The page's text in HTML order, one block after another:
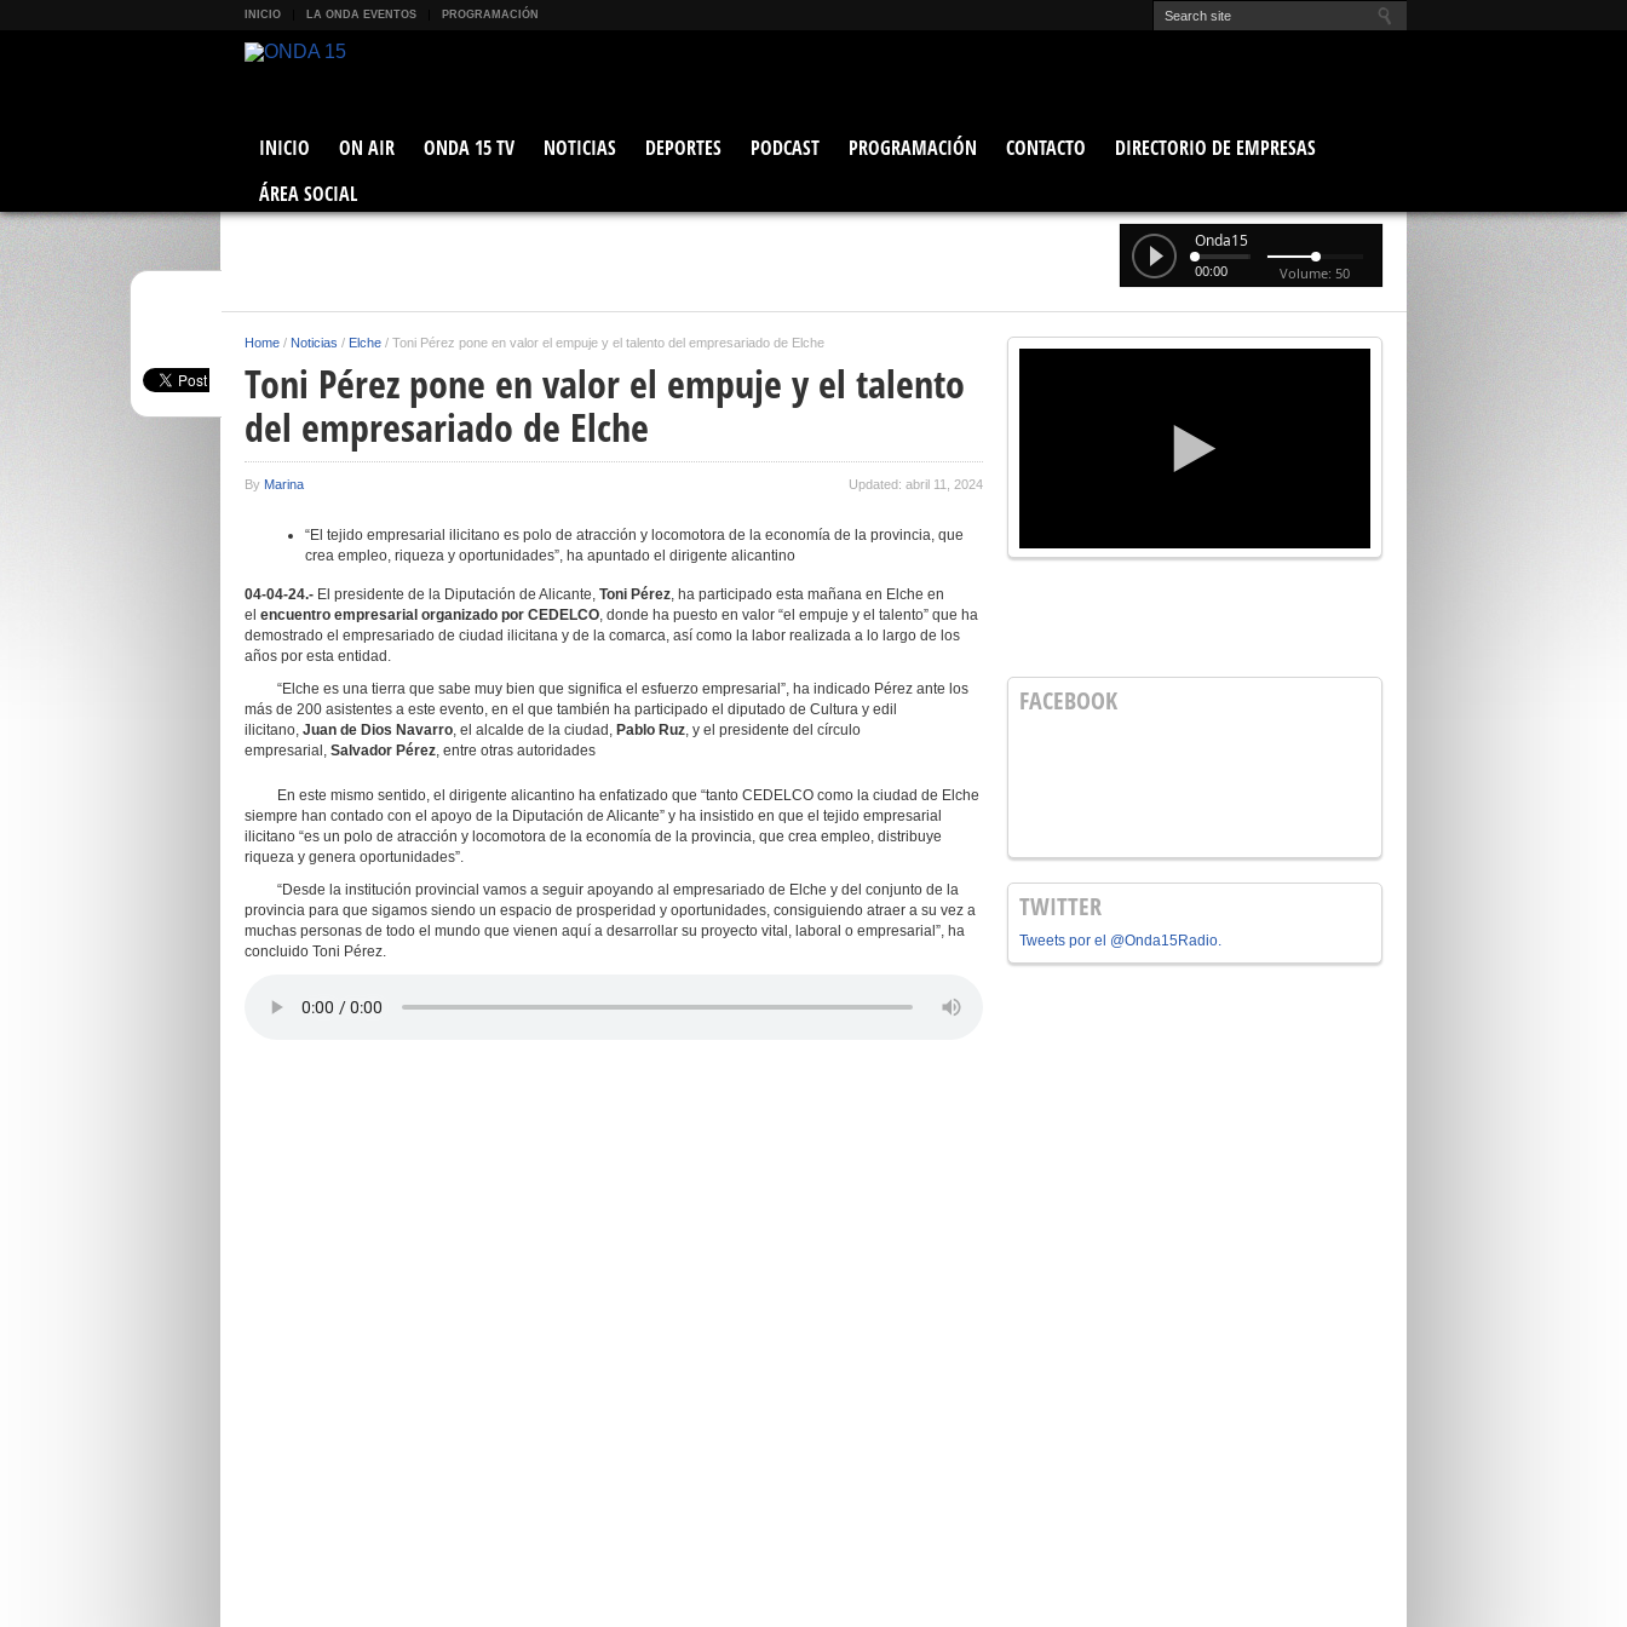
INICIO LA ONDA EVENTOS PROGRAMACIÓN
INICIO ON AIR ONDA 15 TV NOTICIAS DEPORTES PODCAST PROGRAMACIÓN CONTACTO
DIRECTORIO DE EMPRESAS
ÁREA SOCIAL
Onda15
00:00 Volume: 50
Home / Noticias / Elche / Toni Pérez pone en valor el empuje y el talento del empresariado de Elche
Toni Pérez pone en valor el empuje y el talento
del empresariado de Elche
By Marina Updated: abril 11, 2024
“El tejido empresarial ilicitano es polo de atracción y locomotora de la economía de la provincia, que
crea empleo, riqueza y oportunidades”, ha apuntado el dirigente alicantino
04-04-24.- El presidente de la Diputación de Alicante, Toni Pérez, ha participado esta mañana en Elche en
el encuentro empresarial organizado por CEDELCO, donde ha puesto en valor “el empuje y el talento” que ha
demostrado el empresariado de ciudad ilicitana y de la comarca, así como la labor realizada a lo largo de los
años por esta entidad.
“Elche es una tierra que sabe muy bien que significa el esfuerzo empresarial”, ha indicado Pérez ante los
más de 200 asistentes a este evento, en el que también ha participado el diputado de Cultura y edil
ilicitano, Juan de Dios Navarro, el alcalde de la ciudad, Pablo Ruz, y el presidente del círculo
empresarial, Salvador Pérez, entre otras autoridades
En este mismo sentido, el dirigente alicantino ha enfatizado que “tanto CEDELCO como la ciudad de Elche
siempre han contado con el apoyo de la Diputación de Alicante” y ha insistido en que el tejido empresarial
ilicitano “es un polo de atracción y locomotora de la economía de la provincia, que crea empleo, distribuye
riqueza y genera oportunidades”.
“Desde la institución provincial vamos a seguir apoyando al empresariado de Elche y del conjunto de la
provincia para que sigamos siendo un espacio de prosperidad y oportunidades, consiguiendo atraer a su vez a
muchas personas de todo el mundo que vienen aquí a desarrollar su proyecto vital, laboral o empresarial”, ha
concluido Toni Pérez.
FACEBOOK
TWITTER
Tweets por el @Onda15Radio.